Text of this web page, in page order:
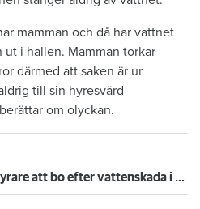
mamman och då har vattnet
i hallen. Mamman torkar
därmed att saken är ur
till sin hyresvärd
om olyckan.
600 kronor dyrare att bo efter vattenskada i Varberg